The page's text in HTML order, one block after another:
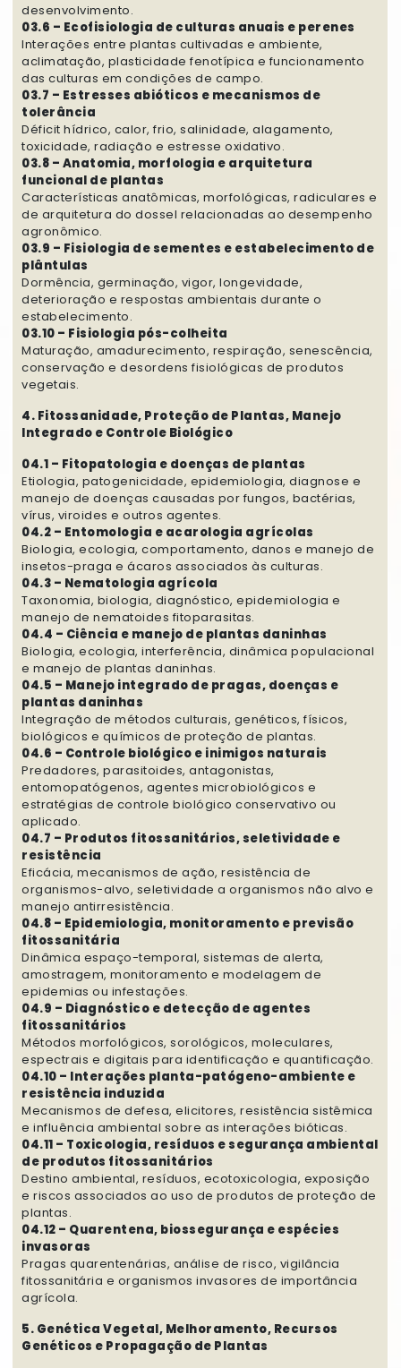
desenvolvimento.
03.6 – Ecofisiologia de culturas anuais e perenes
Interações entre plantas cultivadas e ambiente,
aclimatação, plasticidade fenotípica e funcionamento
das culturas em condições de campo.
03.7 – Estresses abióticos e mecanismos de
tolerância
Déficit hídrico, calor, frio, salinidade, alagamento,
toxicidade, radiação e estresse oxidativo.
03.8 – Anatomia, morfologia e arquitetura
funcional de plantas
Características anatômicas, morfológicas, radiculares e
de arquitetura do dossel relacionadas ao desempenho
agronômico.
03.9 – Fisiologia de sementes e estabelecimento de
plântulas
Dormência, germinação, vigor, longevidade,
deterioração e respostas ambientais durante o
estabelecimento.
03.10 – Fisiologia pós-colheita
Maturação, amadurecimento, respiração, senescência,
conservação e desordens fisiológicas de produtos
vegetais.
4. Fitossanidade, Proteção de Plantas, Manejo
Integrado e Controle Biológico
04.1 – Fitopatologia e doenças de plantas
Etiologia, patogenicidade, epidemiologia, diagnose e
manejo de doenças causadas por fungos, bactérias,
vírus, viroides e outros agentes.
04.2 – Entomologia e acarologia agrícolas
Biologia, ecologia, comportamento, danos e manejo de
insetos-praga e ácaros associados às culturas.
04.3 – Nematologia agrícola
Taxonomia, biologia, diagnóstico, epidemiologia e
manejo de nematoides fitoparasitas.
04.4 – Ciência e manejo de plantas daninhas
Biologia, ecologia, interferência, dinâmica populacional
e manejo de plantas daninhas.
04.5 – Manejo integrado de pragas, doenças e
plantas daninhas
Integração de métodos culturais, genéticos, físicos,
biológicos e químicos de proteção de plantas.
04.6 – Controle biológico e inimigos naturais
Predadores, parasitoides, antagonistas,
entomopatógenos, agentes microbiológicos e
estratégias de controle biológico conservativo ou
aplicado.
04.7 – Produtos fitossanitários, seletividade e
resistência
Eficácia, mecanismos de ação, resistência de
organismos-alvo, seletividade a organismos não alvo e
manejo antirresistência.
04.8 – Epidemiologia, monitoramento e previsão
fitossanitária
Dinâmica espaço-temporal, sistemas de alerta,
amostragem, monitoramento e modelagem de
epidemias ou infestações.
04.9 – Diagnóstico e detecção de agentes
fitossanitários
Métodos morfológicos, sorológicos, moleculares,
espectrais e digitais para identificação e quantificação.
04.10 – Interações planta-patógeno-ambiente e
resistência induzida
Mecanismos de defesa, elicitores, resistência sistêmica
e influência ambiental sobre as interações bióticas.
04.11 – Toxicologia, resíduos e segurança ambiental
de produtos fitossanitários
Destino ambiental, resíduos, ecotoxicologia, exposição
e riscos associados ao uso de produtos de proteção de
plantas.
04.12 – Quarentena, biossegurança e espécies
invasoras
Pragas quarentenárias, análise de risco, vigilância
fitossanitária e organismos invasores de importância
agrícola.
5. Genética Vegetal, Melhoramento, Recursos
Genéticos e Propagação de Plantas